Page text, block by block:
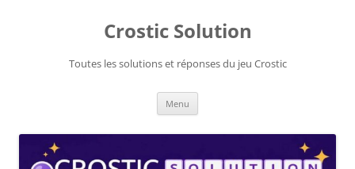
Crostic Solution
Toutes les solutions et réponses du jeu Crostic
Menu